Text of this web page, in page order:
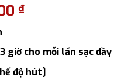
₫.
₫Giá
là:
1.300.000 ₫.
giờ cho mỗi lấn sạc đầy
độ hút]